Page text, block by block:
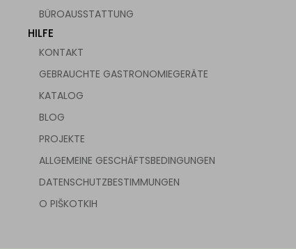
BÜROAUSSTATTUNG
HILFE
KONTAKT
GEBRAUCHTE GASTRONOMIEGERÄTE
KATALOG
BLOG
PROJEKTE
ALLGEMEINE GESCHÄFTSBEDINGUNGEN
DATENSCHUTZBESTIMMUNGEN
O PIŠKOTKIH